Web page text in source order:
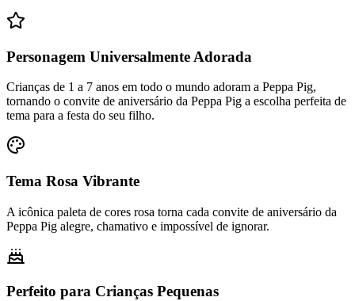
Personagem Universalmente Adorada
Crianças de 1 a 7 anos em todo o mundo adoram a Peppa Pig,
tornando o convite de aniversário da Peppa Pig a escolha perfeita de
tema para a festa do seu filho.
Tema Rosa Vibrante
A icônica paleta de cores rosa torna cada convite de aniversário da
Peppa Pig alegre, chamativo e impossível de ignorar.
Perfeito para Crianças Pequenas